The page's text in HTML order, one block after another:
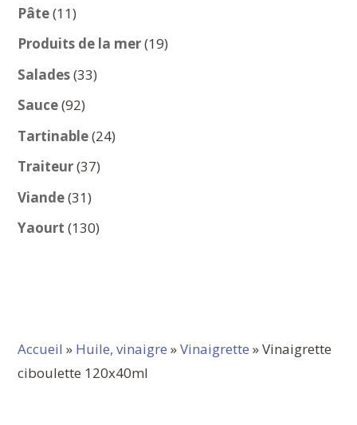
Pâte 1111
produits
Produits de la mer 1919
Salades 3333
Sauce 9292
produits
Tartinable 2424
Traiteur 3737
Viande 3131
produits
Yaourt 130130
Accueil » Huile, vinaigre »Vinaigrette » Vinaigrette
ciboulette 120x40ml